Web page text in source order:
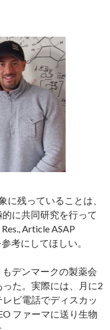
に残っていることは、
に共同研究を行って
Article ASAP
考にしてほしい。
デンマークの製薬会
た。実際には、月に2
ビ電話でディスカッ
ファーマに送り生物